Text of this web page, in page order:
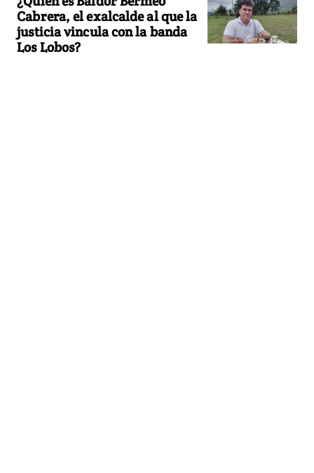
Cabrera, el exalcalde al que la
justicia vincula con la banda
Los Lobos?